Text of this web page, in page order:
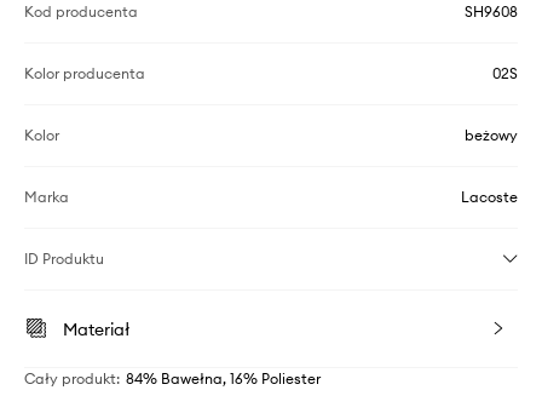
Kod producenta SH9608
Kolor producenta 02S
Kolor beżowy
Marka Lacoste
ID Produktu
Materiał
Cały produkt: 84% Bawełna, 16% Poliester